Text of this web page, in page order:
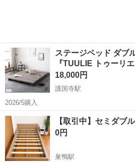
ステージベッド ダブ
『TUULIE トゥーリ
18,000円
護国寺駅
2026/5購入
東京 文京区 護国寺駅 ベッド
【取引中】セミダブ
0円
巣鴨駅